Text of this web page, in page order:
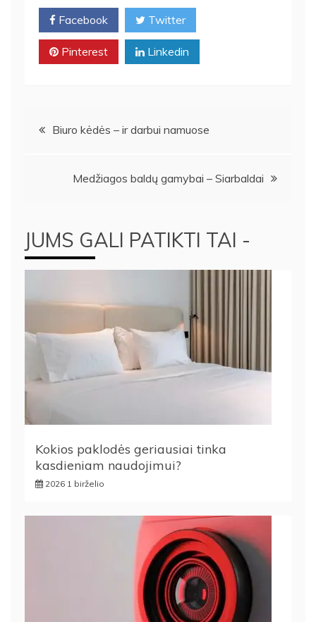
Facebook Twitter
Pinterest Linkedin
Navigacija
Biuro kėdės – ir darbui namuose
Medžiagos baldų gamybai – Siarbaldai
JUMS GALI PATIKTI TAI -
Kokios paklodės geriausiai tinka
kasdieniam naudojimui?
2026 1 birželio